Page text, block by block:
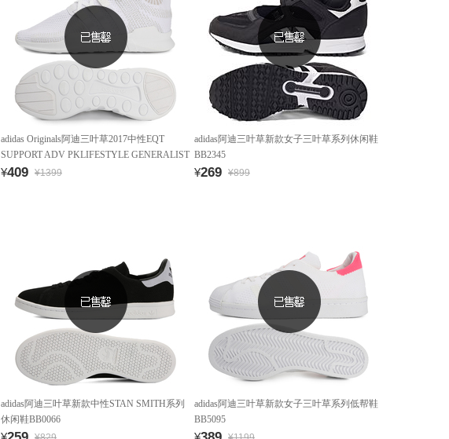
adidas Originals阿迪三叶草2017中性EQT
SUPPORT ADV PKLIFESTYLE GENERALIST
休闲鞋BY9391
¥409 ¥1399
adidas阿迪三叶草新款女子三叶草系列休闲鞋
BB2345
¥269 ¥899
adidas阿迪三叶草新款中性STAN SMITH系列
休闲鞋BB0066
adidas阿迪三叶草新款女子三叶草系列低帮鞋
BB5095